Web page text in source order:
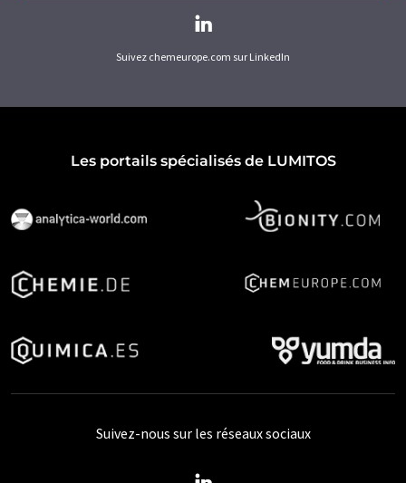
Suivez chemeurope.com sur LinkedIn
Les portails spécialisés de LUMITOS
Suivez-nous sur les réseaux sociaux